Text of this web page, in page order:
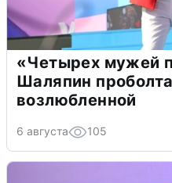
«Четырех мужей
Шаляпин
возлюбленной
6 августа 105